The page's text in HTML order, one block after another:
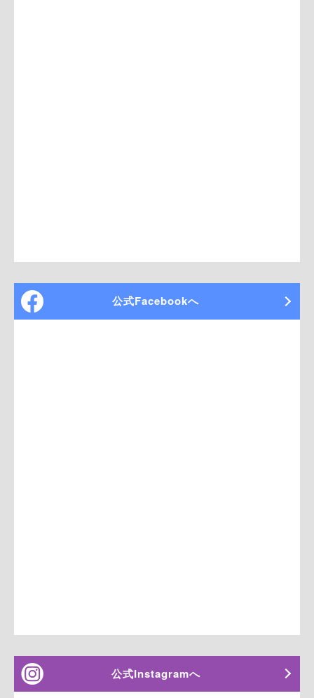
公式Facebookへ
公式Instagramへ